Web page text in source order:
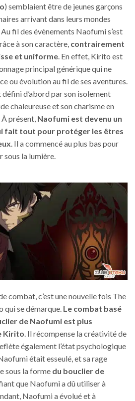
) semblaient être de jeunes garçons
arrivant dans leurs mondes
fil des évènements Naofumi s’est
à son caractère, contrairement
et uniforme. En effet, Kirito est
principal générique qui ne
ou évolution au fil de ses aventures.
d’abord par son isolement
chaleureuse et son charisme en
présent, Naofumi est devenu un
fait tout pour protéger les êtres
. Il a commencé au plus bas pour
sous la lumière.
combat, c’est une nouvelle fois The
qui se démarque. Le combat basé
de Naofumi est plus
Kirito. Il récompense la créativité de
également l’état psychologique
était esseulé, et sa rage
sous la forme du bouclier de
que Naofumi a dû utiliser à
Naofumi a évolué et à